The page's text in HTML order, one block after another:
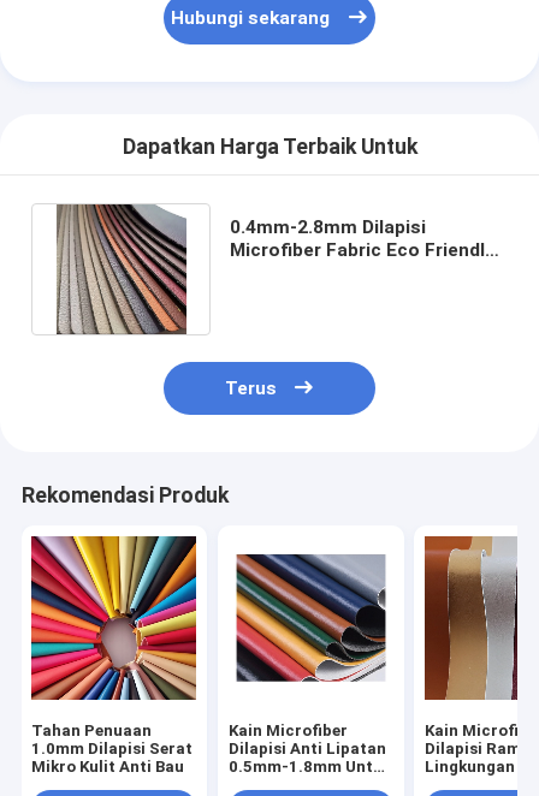
Hubungi sekarang
Dapatkan Harga Terbaik Untuk
0.4mm-2.8mm Dilapisi
Microfiber Fabric Eco Friendly
Terus
Rekomendasi Produk
Tahan Penuaan
1.0mm Dilapisi Serat
Mikro Kulit Anti Bau
Kain Microfiber
Dilapisi Anti Lipatan
0.5mm-1.8mm Untuk
Kain
Dilapisi
Lingkungan